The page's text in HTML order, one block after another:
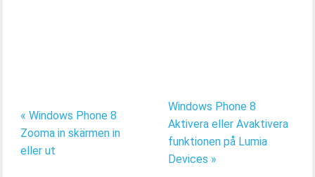
« Windows Phone 8
Zooma in skärmen in
eller ut
Windows Phone 8
Aktivera eller Avaktivera
funktionen på Lumia
Devices »